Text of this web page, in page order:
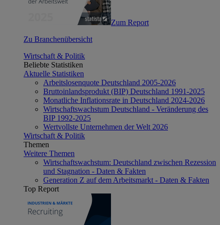
Zum Report
Zu Branchenübersicht
Wirtschaft & Politik
Beliebte Statistiken
Aktuelle Statistiken
Arbeitslosenquote Deutschland 2005-2026
Bruttoinlandsprodukt (BIP) Deutschland 1991-2025
Monatliche Inflationsrate in Deutschland 2024-2026
Wirtschaftswachstum Deutschland - Veränderung des
BIP 1992-2025
Wertvollste Unternehmen der Welt 2026
Wirtschaft & Politik
Themen
Weitere Themen
Wirtschaftswachstum: Deutschland zwischen Rezession
und Stagnation - Daten & Fakten
Generation Z auf dem Arbeitsmarkt - Daten & Fakten
Top Report